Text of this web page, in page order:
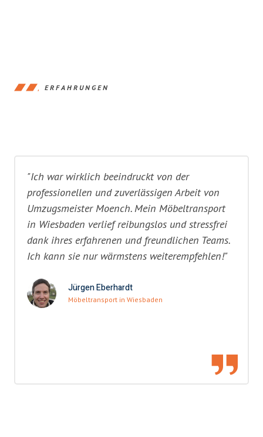
ERFAHRUNGEN
"Ich war wirklich beeindruckt von der
professionellen und zuverlässigen Arbeit von
Umzugsmeister Moench. Mein Möbeltransport
in Wiesbaden verlief reibungslos und stressfrei
dank ihres erfahrenen und freundlichen Teams.
Ich kann sie nur wärmstens weiterempfehlen!"
Jürgen Eberhardt
Möbeltransport in Wiesbaden